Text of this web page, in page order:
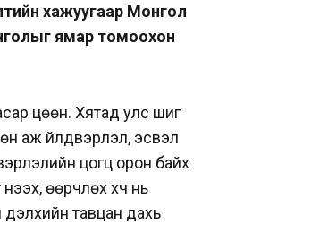
хажуугаар Монгол
ямар томоохон
цөөн. Хятад улс шиг
аж үйлдвэрлэл, эсвэл
цогц орон байх
өөрчлөх хүч нь
дэлхийн тавцан дахь